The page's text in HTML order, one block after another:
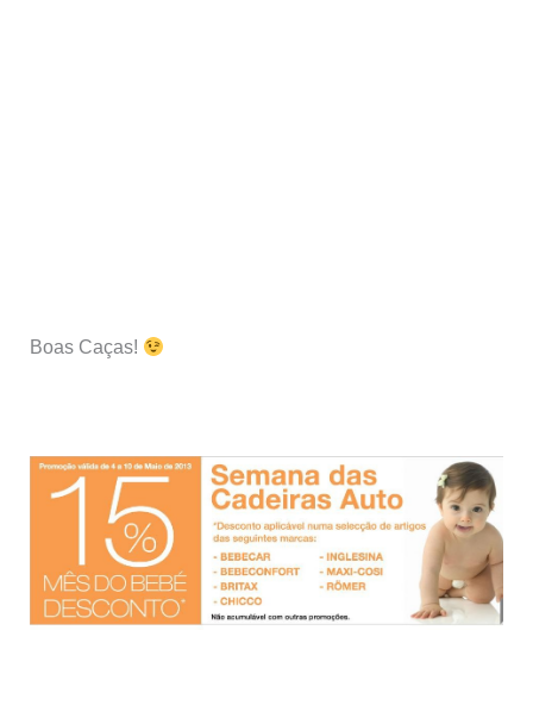
Boas Caças!